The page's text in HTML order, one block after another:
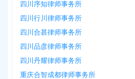
四川序知律师事务所
四川行川律师事务所
四川合甚律师事务所
四川品彦律师事务所
四川丹耀律师事务所
重庆合智成都律师事务所